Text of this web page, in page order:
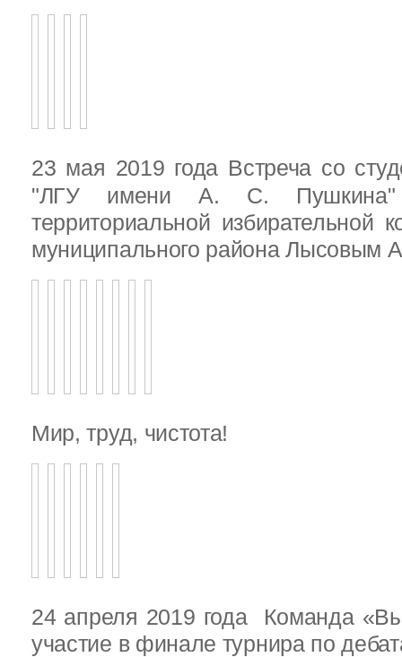
23 мая 2019 года Встреча со
"ЛГУ имени А. С. Пушкина"
территориальной избирательной
муниципального района Лысовым
Мир, труд, чистота!
24 апреля 2019 года Команда
участие в финале турнира по